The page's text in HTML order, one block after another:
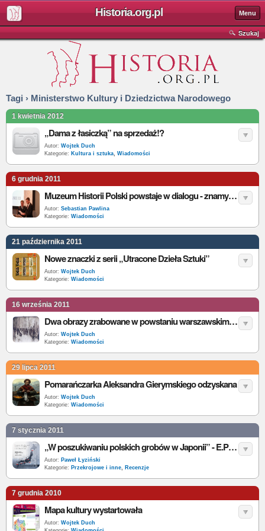
Historia.org.pl Menu
Szukaj
Tagi › Ministerstwo Kultury i Dziedzictwa Narodowego
1 kwietnia 2012
„Dama z łasiczką” na sprzedaż!?
Autor: Wojtek Duch
Kategorie: Kultura i sztuka, Wiadomości
6 grudnia 2011
Muzeum Historii Polski powstaje w dialogu - znamy projekt plastyczno-przestrzenny MHP!
Autor: Sebastian Pawlina
Kategorie: Wiadomości
21 października 2011
Nowe znaczki z serii „Utracone Dzieła Sztuki”
Autor: Wojtek Duch
Kategorie: Wiadomości
16 września 2011
Dwa obrazy zrabowane w powstaniu warszawskim wrócą do Polski!
Autor: Wojtek Duch
Kategorie: Wiadomości
29 lipca 2011
Pomarańczarka Aleksandra Gierymskiego odzyskana
Autor: Wojtek Duch
Kategorie: Wiadomości
7 stycznia 2011
„W poszukiwaniu polskich grobów w Japonii” - E.Pałasz-Rutkowska (red.) - recenzja
Autor: Paweł Łyziński
Kategorie: Przekrojowe i inne, Recenzje
7 grudnia 2010
Mapa kultury wystartowała
Autor: Wojtek Duch